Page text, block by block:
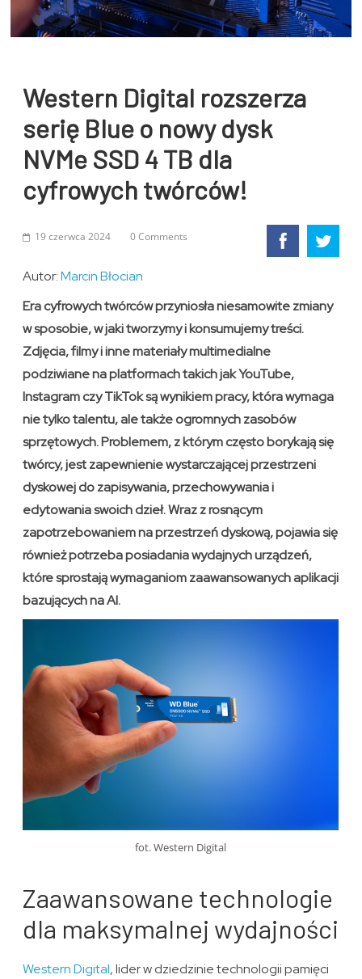
Western Digital rozszerza
serię Blue o nowy dysk
NVMe SSD 4 TB dla
cyfrowych twórców!
19 czerwca 2024 0 Comments
Autor:Marcin Błocian
Era cyfrowych twórców przyniosła niesamowite zmiany
w sposobie, w jaki tworzymy i konsumujemy treści.
Zdjęcia, filmy i inne materiały multimedialne
podziwiane na platformach takich jak YouTube,
Instagram czy TikTok są wynikiem pracy, która wymaga
nie tylko talentu, ale także ogromnych zasobów
sprzętowych. Problemem, z którym często borykają się
twórcy, jest zapewnienie wystarczającej przestrzeni
dyskowej do zapisywania, przechowywania i
edytowania swoich dzieł. Wraz z rosnącym
zapotrzebowaniem na przestrzeń dyskową, pojawia się
również potrzeba posiadania wydajnych urządzeń,
które sprostają wymaganiom zaawansowanych aplikacji
bazujących na AI.
fot. Western Digital
Zaawansowane technologie
dla maksymalnej wydajności
Western Digital, lider w dziedzinie technologii pamięci